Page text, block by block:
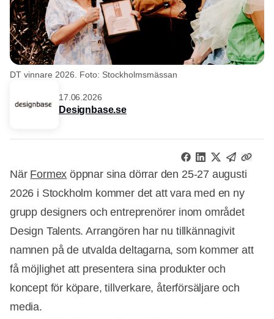
DT vinnare 2026. Foto: Stockholmsmässan
17.06.2026
Designbase.se
När Formex öppnar sina dörrar den 25-27 augusti
2026 i Stockholm kommer det att vara med en ny
grupp designers och entreprenörer inom området
Design Talents. Arrangören har nu tillkännagivit
namnen på de utvalda deltagarna, som kommer att
få möjlighet att presentera sina produkter och
koncept för köpare, tillverkare, återförsäljare och
media.